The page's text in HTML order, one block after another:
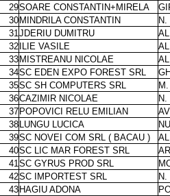
29SOARE CONSTANTIN+MIRELA
30 MINDRILA CONSTANTIN
N.
31 JDERIU DUMITRU
32 ILIE VASILE
33 MISTREANU NICOLAE
34SC EDEN EXPO FOREST SRL
35SC SH COMPUTERS SRL
36CAZIMIR NICOLAE
N.
37 POPOVICI RELU EMILIAN
38 LUNGU LUCICA
39SC NOVEI COM SRL ( BACAU )
40SC LIC MAR FOREST SRL
41 SC GYRUS PROD SRL
42SC IMPORTEST SRL
N.
43 HAGIU ADONA